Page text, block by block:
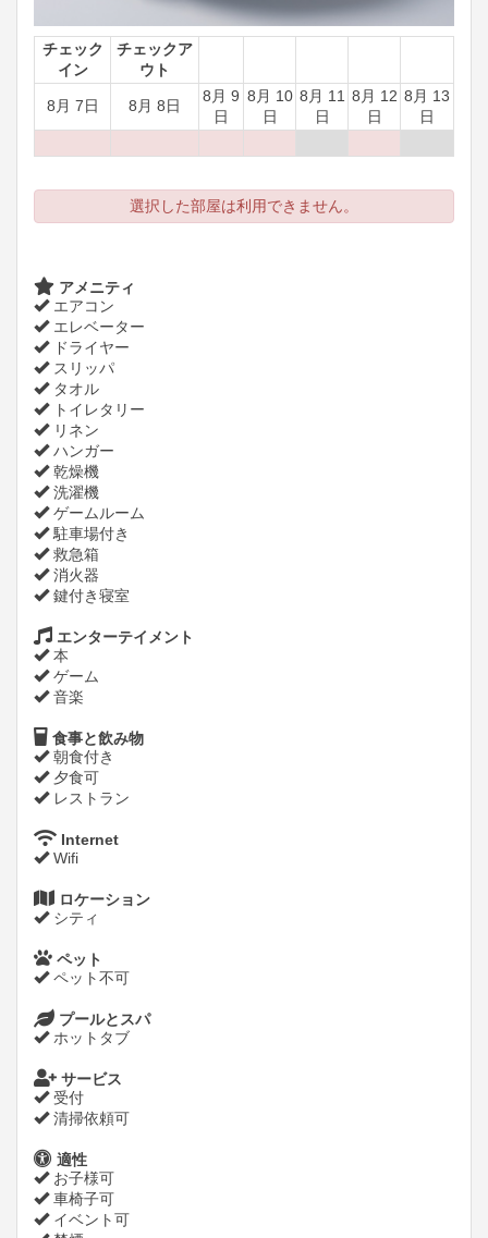
チェック
イン
チェックア
ウト
8月 7日 8月 8日
8月 9
日
8月 10
日
8月 11
日
8月 12
日
8月 13
日
選択した部屋は利用できません。
アメニティ
エアコン
エレベーター
ドライヤー
スリッパ
タオル
トイレタリー
リネン
ハンガー
乾燥機
洗濯機
ゲームルーム
駐車場付き
救急箱
消火器
鍵付き寝室
エンターテイメント
本
ゲーム
音楽
食事と飲み物
朝食付き
夕食可
レストラン
Internet
Wifi
ロケーション
シティ
ペット
ペット不可
プールとスパ
ホットタブ
サービス
受付
清掃依頼可
適性
お子様可
車椅子可
イベント可